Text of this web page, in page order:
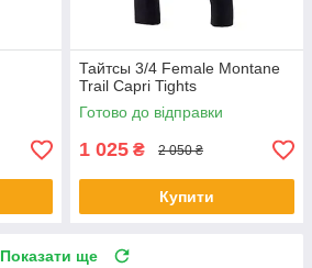
Тайтсы 3/4 Female Montane
Trail Capri Tights
Готово до відправки
1 025 ₴ 2 050 ₴
Купити
Показати ще